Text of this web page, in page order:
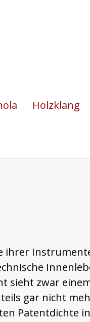
Holzklang
ihrer
zwar
gar nicht
Patentdichte